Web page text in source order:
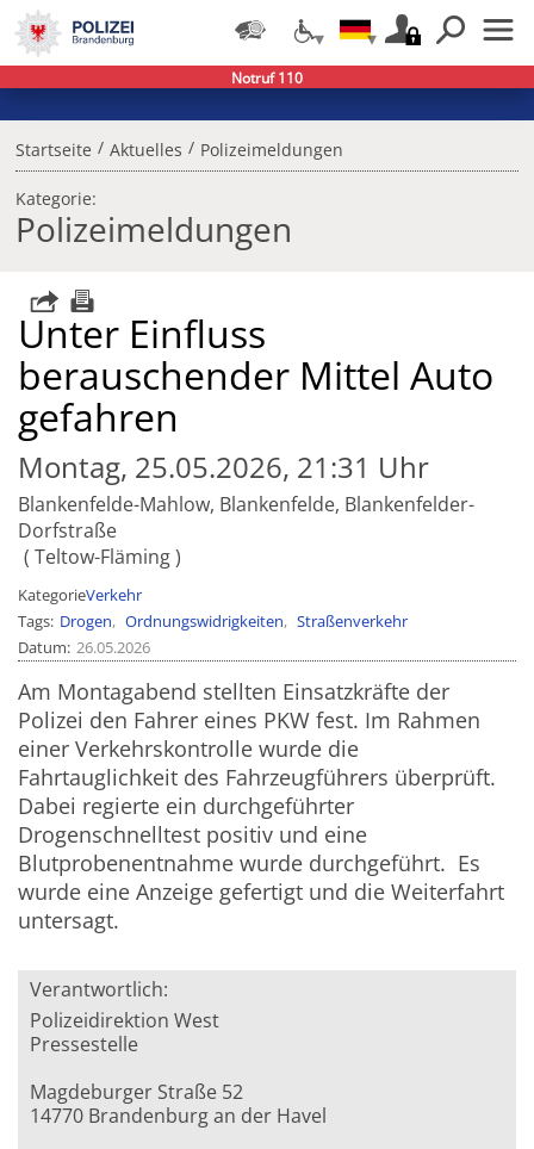
Startseite / Aktuelles / Polizeimeldungen
Kategorie:
Polizeimeldungen
Unter Einfluss
berauschender Mittel Auto
gefahren
Montag, 25.05.2026, 21:31 Uhr
Blankenfelde-Mahlow, Blankenfelde, Blankenfelder-
Dorfstraße
Teltow-Fläming
KategorieVerkehr
Tags Drogen Ordnungswidrigkeiten
Straßenverkehr
Datum 26.05.2026
Am Montagabend stellten Einsatzkräfte der
Polizei den Fahrer eines PKW fest. Im Rahmen
einer Verkehrskontrolle wurde die
Fahrtauglichkeit des Fahrzeugführers überprüft.
Dabei regierte ein durchgeführter
Drogenschnelltest positiv und eine
Blutprobenentnahme wurde durchgeführt. Es
wurde eine Anzeige gefertigt und die Weiterfahrt
untersagt.
Verantwortlich:
Polizeidirektion West
Pressestelle
Magdeburger Straße 52
14770 Brandenburg an der Havel
Notruf 110